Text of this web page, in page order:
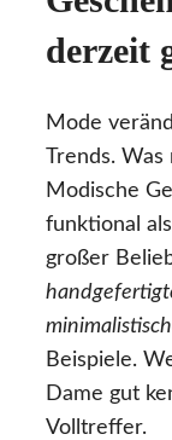
derzeit
Mode
Trends. Was
Modische
funktional
großer
Beispiele.
Dame gut
Volltreffer.